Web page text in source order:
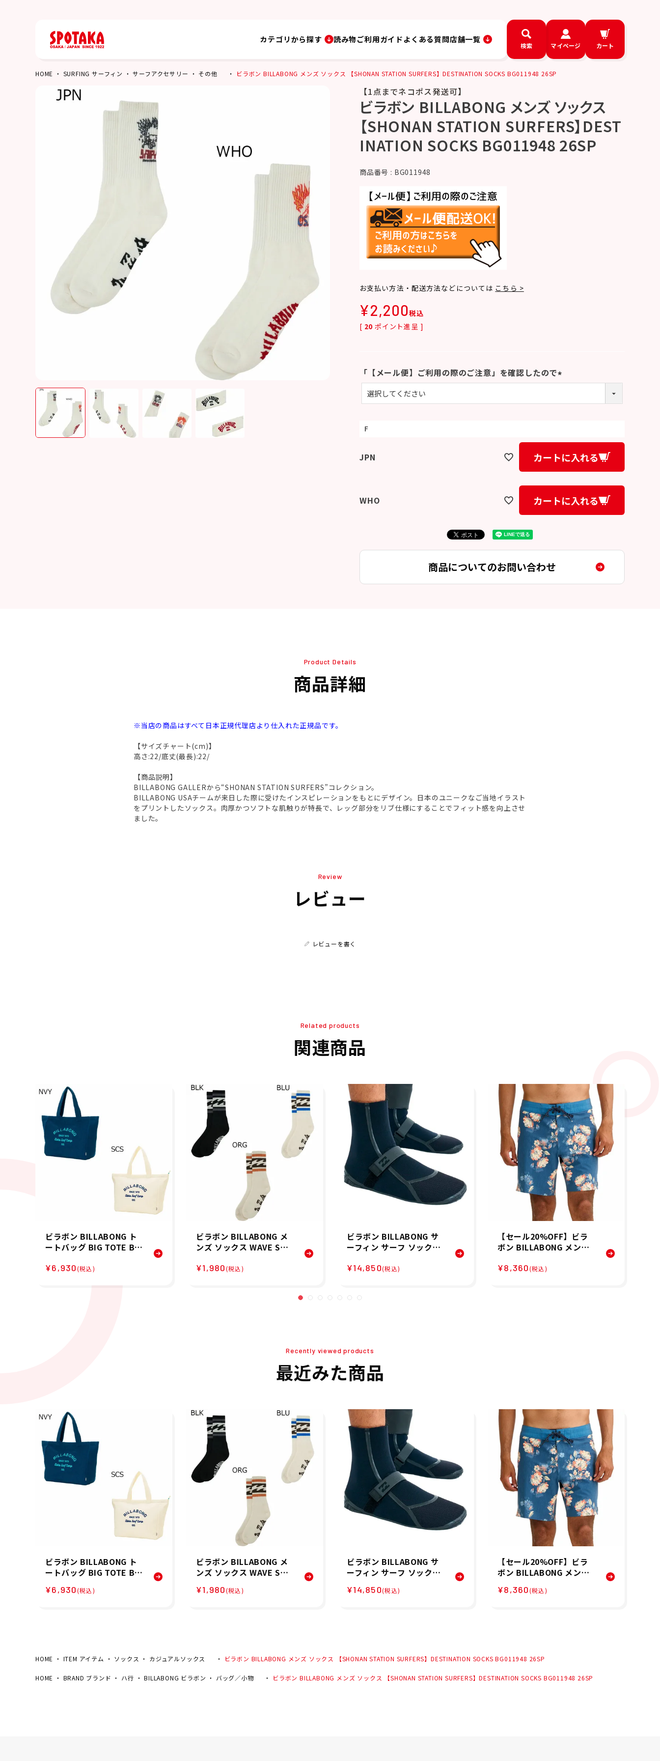
カテゴリから探す 読み物ご利用ガイドよくある質問店舗一覧
検索 マイページ カート
HOME SURFING サーフィン サーフアクセサリー その他 ビラボン BILLABONG メンズ ソックス 【SHONAN STATION SURFERS】DESTINATION SOCKS BG011948 26SP
【1点までネコポス発送可】
ビラボン BILLABONG メンズ ソックス
【SHONAN STATION SURFERS】DEST
INATION SOCKS BG011948 26SP
商品番号 BG011948
お支払い方法・配送方法などについては こちら >
¥2,200税込
[ 20 ポイント進呈 ]
「【メール便】ご利用の際のご注意」を確認したので
F
JPN カートに入れる
WHO カートに入れる
商品についてのお問い合わせ
Product Details
商品詳細
※当店の商品はすべて日本正規代理店より仕入れた正規品です。
【サイズチャート(cm)】
高さ:22/底丈(最長):22/
【商品説明】
BILLABONG GALLERから“SHONAN STATION SURFERS”コレクション。
BILLABONG USAチームが来日した際に受けたインスピレーションをもとにデザイン。日本のユニークなご当地イラスト
をプリントしたソックス。肉厚かつソフトな肌触りが特長で、レッグ部分をリブ仕様にすることでフィット感を向上させ
ました。
Review
レビュー
レビューを書く
Related products
関連商品
ビラボン BILLABONG ト
ートバッグ BIG TOTE BA
¥6,930(税込)
ビラボン BILLABONG メ
ンズ ソックス WAVE SOC
¥1,980(税込)
ビラボン BILLABONG サ
ーフィン サーフ ソックス
ING SOC BF018900 メン
¥14,850(税込)
【セール20%OFF】ビラ
ボン BILLABONG メンズ
ス GOOD TIMES PRO BG
¥8,360(税込)
Recently viewed products
最近みた商品
ビラボン BILLABONG ト
ートバッグ BIG TOTE BA
¥6,930(税込)
ビラボン BILLABONG メ
ンズ ソックス WAVE SOC
¥1,980(税込)
ビラボン BILLABONG サ
ーフィン サーフ ソックス
ING SOC BF018900 メン
¥14,850(税込)
【セール20%OFF】ビラ
ボン BILLABONG メンズ
ス GOOD TIMES PRO BG
¥8,360(税込)
HOME ITEM アイテム ソックス カジュアルソックス ビラボン BILLABONG メンズ ソックス 【SHONAN STATION SURFERS】DESTINATION SOCKS BG011948 26SP
HOME BRAND ブランド ハ行 BILLABONG ビラボン バッグ／小物 ビラボン BILLABONG メンズ ソックス 【SHONAN STATION SURFERS】DESTINATION SOCKS BG011948 26SP